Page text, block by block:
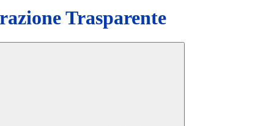
Trasparente